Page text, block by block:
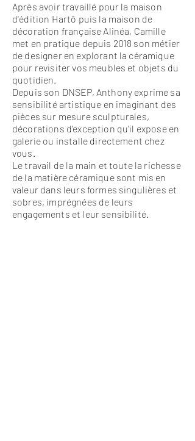
Après avoir travaillé pour la maison
d'édition Hartô puis la maison de
décoration française Alinéa, Camille
met en pratique depuis 2018 son métier
de designer en explorant la céramique
pour revisiter vos meubles et objets du
quotidien.
Depuis son DNSEP, Anthony exprime sa
sensibilité artistique en imaginant des
pièces sur mesure sculpturales,
décorations d’exception qu'il expose en
galerie ou installe directement chez
vous.
Le travail de la main et toute la richesse
de la matière céramique sont mis en
valeur dans leurs formes singulières et
sobres, imprégnées de leurs
engagements et leur sensibilité.